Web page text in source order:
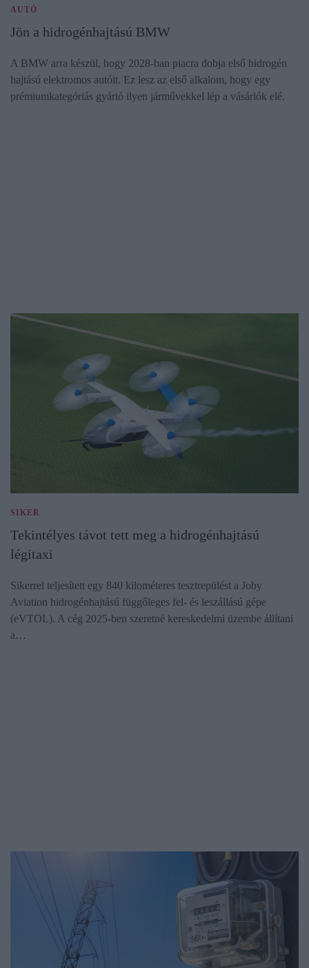
AUTÓ
Jön a hidrogénhajtású BMW
A BMW arra készül, hogy 2028-ban piacra dobja első hidrogén
hajtású elektromos autóit. Ez lesz az első alkalom, hogy egy
prémiumkategóriás gyártó ilyen járművekkel lép a vásárlók elé.
SIKER
Tekintélyes távot tett meg a hidrogénhajtású
légitaxi
Sikerrel teljesített egy 840 kilométeres tesztrepülést a Joby
Aviation hidrogénhajtású függőleges fel- és leszállású gépe
(eVTOL). A cég 2025-ben szeretné kereskedelmi üzembe állítani
a…